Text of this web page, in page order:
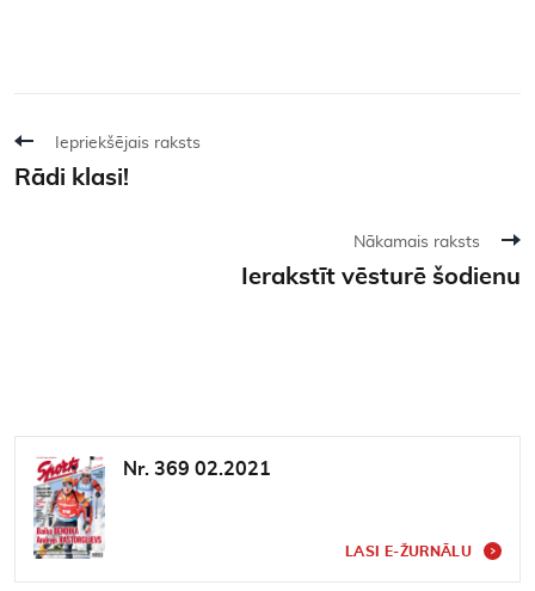
Iepriekšējais raksts
Rādi klasi!
Nākamais raksts
Ierakstīt vēsturē šodienu
Nr. 369 02.2021
LASI E-ŽURNĀLU